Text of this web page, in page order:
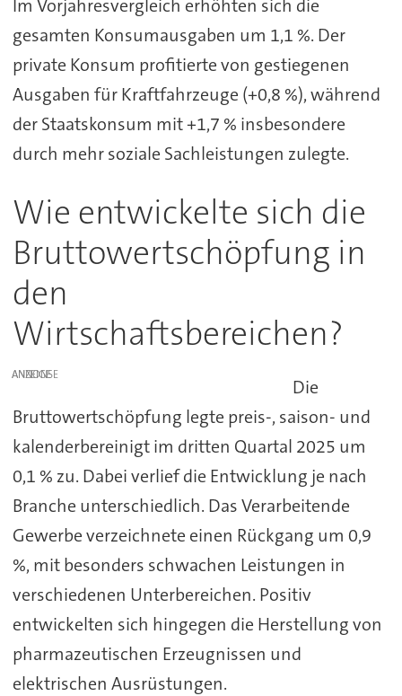
Im Vorjahresvergleich erhöhten sich die
gesamten Konsumausgaben um 1,1 %. Der
private Konsum profitierte von gestiegenen
Ausgaben für Kraftfahrzeuge (+0,8 %), während
der Staatskonsum mit +1,7 % insbesondere
durch mehr soziale Sachleistungen zulegte.
Wie entwickelte sich die
Bruttowertschöpfung in
den
Wirtschaftsbereichen?
ANZEIGE
Die
Bruttowertschöpfung legte preis-, saison- und
kalenderbereinigt im dritten Quartal 2025 um
0,1 % zu. Dabei verlief die Entwicklung je nach
Branche unterschiedlich. Das Verarbeitende
Gewerbe verzeichnete einen Rückgang um 0,9
%, mit besonders schwachen Leistungen in
verschiedenen Unterbereichen. Positiv
entwickelten sich hingegen die Herstellung von
pharmazeutischen Erzeugnissen und
elektrischen Ausrüstungen.